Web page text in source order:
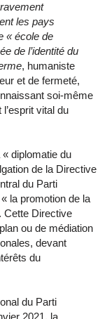
les pays
« école de
de l’identité du
, humaniste
et de fermeté,
soi-même
l’esprit vital du
« diplomatie du
de la Directive
du Parti
la promotion de la
Cette Directive
ou de médiation
devant
du
du Parti
2021, la